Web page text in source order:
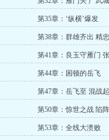
第35章：‘纵横’爆发
第38章：群雄齐出 精
第41章：良玉守雁门
第44章：困顿的岳飞
第47章：岳飞至 混战起
第50章：惊世之战 陷
第53章：全线大溃败